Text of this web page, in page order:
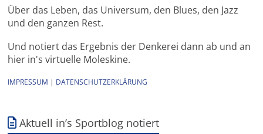
Über das Leben, das Universum, den Blues, den Jazz
und den ganzen Rest.
Und notiert das Ergebnis der Denkerei dann ab und an
hier in's virtuelle Moleskine.
IMPRESSUM | DATENSCHUTZERKLÄRUNG
Aktuell in’s Sportblog notiert